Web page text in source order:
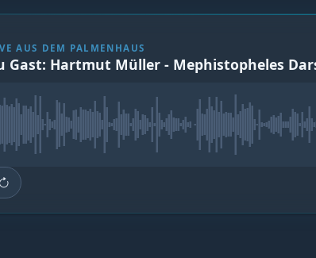
AUS DEM PALMENHAUS
Gast: Hartmut Müller - Mephistopheles